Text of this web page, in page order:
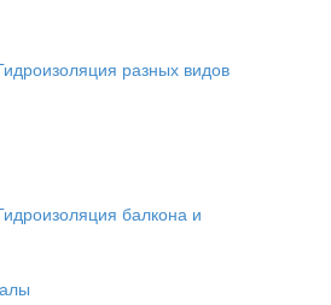
разных видов
балкона и